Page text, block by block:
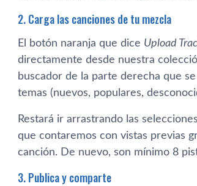
2. Carga las canciones de tu mezcla
El botón naranja que dice Upload
directamente desde nuestra
buscador de la parte derecha que
temas (nuevos, populares,
Restará ir arrastrando las
que contaremos con vistas previas
canción. De nuevo, son mí­nimo 8
3. Publica y comparte